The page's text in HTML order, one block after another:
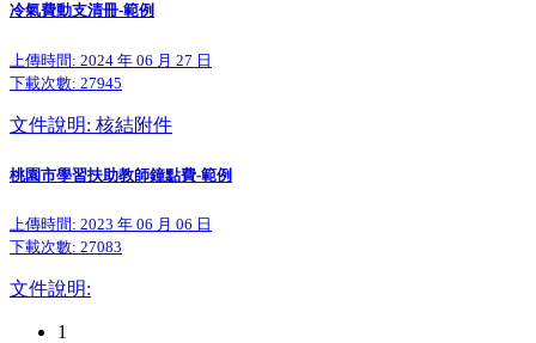
冷氣費動支清冊-範例
上傳時間: 2024 年 06 月 27 日
下載次數: 27945
文件說明: 核結附件
桃園市學習扶助教師鐘點費-範例
上傳時間: 2023 年 06 月 06 日
下載次數: 27083
文件說明:
1